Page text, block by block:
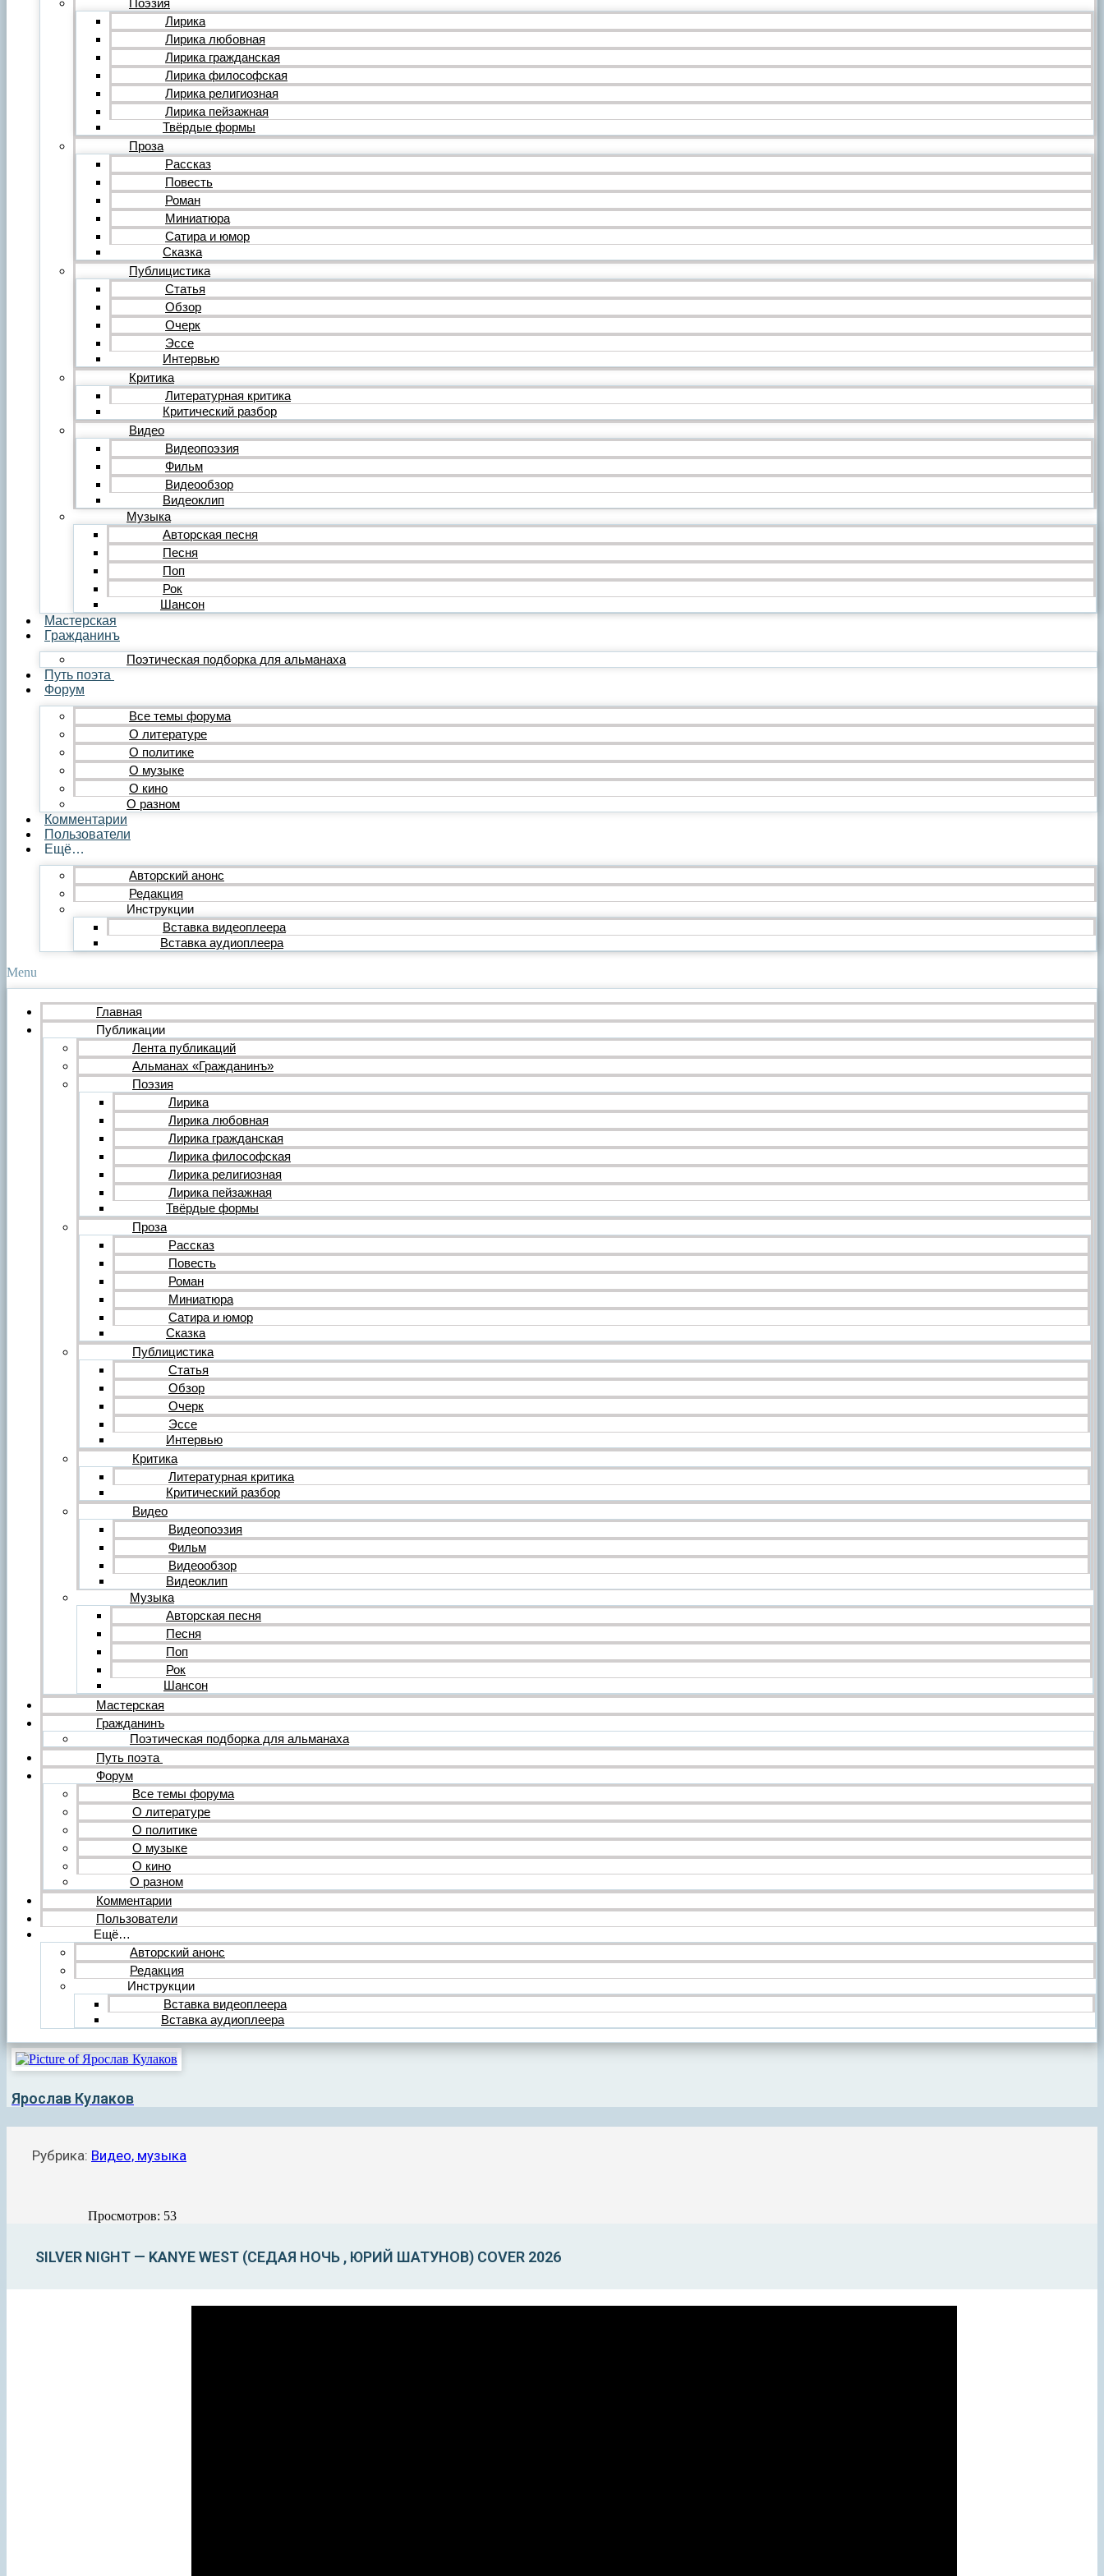
Лирика
Лирика любовная
Лирика гражданская
Лирика философская
Лирика религиозная
Лирика пейзажная
Твёрдые формы
Проза
Рассказ
Повесть
Роман
Миниатюра
Сатира и юмор
Сказка
Публицистика
Статья
Обзор
Очерк
Эссе
Интервью
Критика
Литературная критика
Критический разбор
Видео
Видеопоэзия
Фильм
Видеообзор
Видеоклип
Музыка
Авторская песня
Песня
Поп
Рок
Шансон
Мастерская
Гражданинъ
Поэтическая подборка для альманаха
Путь поэта
Форум
Все темы форума
О литературе
О политике
О музыке
О кино
О разном
Комментарии
Пользователи
Ещё…
Авторский анонс
Редакция
Инструкции
Вставка видеоплеера
Вставка аудиоплеера
Menu
Главная
Публикации
Лента публикаций
Альманах «Гражданинъ»
Поэзия
Лирика
Лирика любовная
Лирика гражданская
Лирика философская
Лирика религиозная
Лирика пейзажная
Твёрдые формы
Проза
Рассказ
Повесть
Роман
Миниатюра
Сатира и юмор
Сказка
Публицистика
Статья
Обзор
Очерк
Эссе
Интервью
Критика
Литературная критика
Критический разбор
Видео
Видеопоэзия
Фильм
Видеообзор
Видеоклип
Музыка
Авторская песня
Песня
Поп
Рок
Шансон
Мастерская
Гражданинъ
Поэтическая подборка для альманаха
Путь поэта
Форум
Все темы форума
О литературе
О политике
О музыке
О кино
О разном
Комментарии
Пользователи
Ещё…
Авторский анонс
Редакция
Инструкции
Вставка видеоплеера
Вставка аудиоплеера
Фильм
Видеообзор
Видеоклип
Музыка
Авторская песня
Песня
Поп
Рок
Шансон
Мастерская
Гражданинъ
Поэтическая подборка для альманаха
Все темы форума
О литературе
О политике
О музыке
О кино
О разном
Комментарии
Пользователи
Авторский анонс
Редакция
Инструкции
Вставка видеоплеера
Вставка аудиоплеера
Публикации
Лента публикаций
Альманах «Гражданинъ»
Поэзия
Лирика
Лирика любовная
Лирика гражданская
Лирика философская
Лирика религиозная
Лирика пейзажная
Твёрдые формы
Проза
Рассказ
Повесть
Миниатюра
Сатира и юмор
Сказка
Публицистика
Статья
Обзор
Очерк
Эссе
Интервью
Критика
Критический разбор
Видео
Видеопоэзия
Фильм
Видеообзор
Видеоклип
Музыка
Песня
Поп
Рок
Шансон
Мастерская
Гражданинъ
Поэтическая подборка для альманаха
Путь поэта
Все темы форума
О литературе
О политике
О музыке
О кино
О разном
Комментарии
Пользователи
Авторский анонс
Редакция
Инструкции
Вставка видеоплеера
Вставка аудиоплеера
Войдите на сайт или зарегистрируйтесь
Ярослав Кулаков
Рубрика: Видео, музыка
Просмотров: 53
SILVER NIGHT — KANYE WEST (СЕДАЯ НОЧЬ , ЮРИЙ ШАТУНОВ) COVER 2026